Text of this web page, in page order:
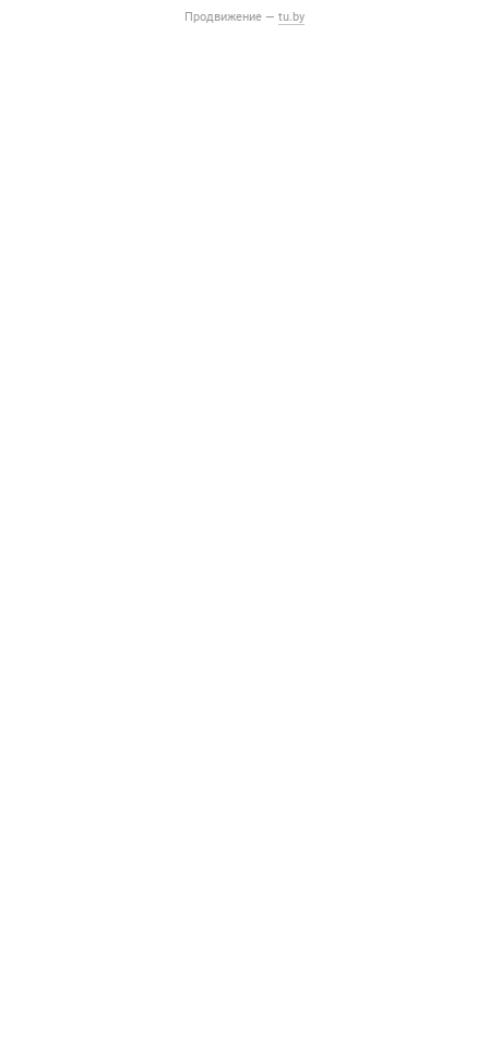
Продвижение — tu.by